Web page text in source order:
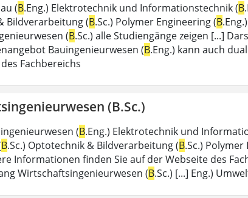
(B.Eng.) Elektrotechnik und Informationstechnik (B
Bildverarbeitung (B.Sc.) Polymer Engineering (B
(B.Sc.) alle Studiengänge zeigen [...]
Bauingenieurwesen (B.Eng.) kann auch
Fachbereichs
(B.Sc.)
(B.Eng.) Elektrotechnik und
B.Sc.) Optotechnik & Bildverarbeitung (B.Sc.)
Informationen finden Sie auf der Webseite des
Wirtschaftsingenieurwesen (B.Sc.) [...] Eng.)